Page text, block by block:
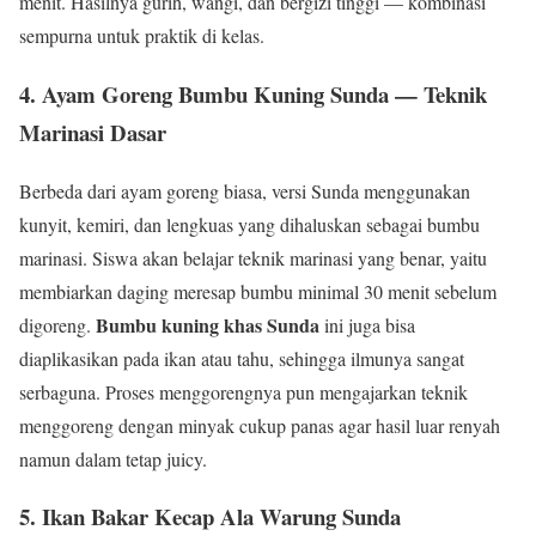
sempurna untuk praktik di kelas.
4. Ayam Goreng Bumbu Kuning Sunda — Teknik
Marinasi Dasar
Berbeda dari ayam goreng biasa, versi Sunda menggunakan
kunyit, kemiri, dan lengkuas yang dihaluskan sebagai bumbu
marinasi. Siswa akan belajar teknik marinasi yang benar, yaitu
membiarkan daging meresap bumbu minimal 30 menit sebelum
digoreng. Bumbu kuning khas Sundaini juga bisa
diaplikasikan pada ikan atau tahu, sehingga ilmunya sangat
serbaguna. Proses menggorengnya pun mengajarkan teknik
menggoreng dengan minyak cukup panas agar hasil luar renyah
namun dalam tetap juicy.
5. Ikan Bakar Kecap Ala Warung Sunda